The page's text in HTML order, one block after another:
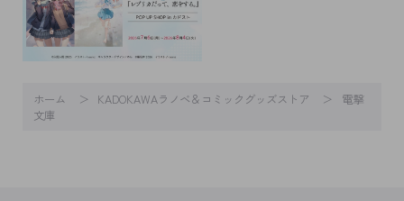
ホーム KADOKAWAラノベ＆コミックグッズストア
電撃
文庫